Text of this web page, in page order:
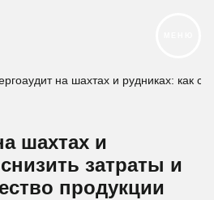
на шахтах и рудниках: как
шахтах и
затраты и
продукции